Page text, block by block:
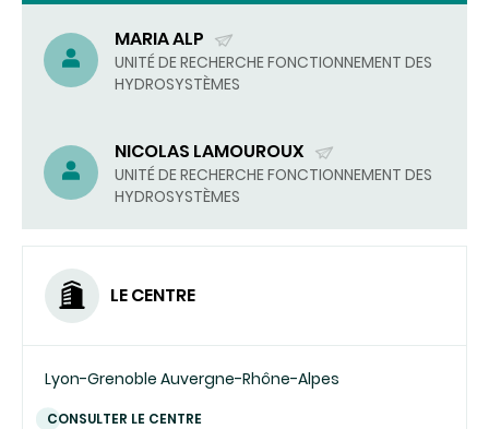
MARIA ALP
(ENVOYER
UN
UNITÉ DE RECHERCHE FONCTIONNEMENT DES
HYDROSYSTÈMES
NICOLAS LAMOUROUX
(ENVOYER
UN
COURRIEL)
UNITÉ DE RECHERCHE FONCTIONNEMENT DES
HYDROSYSTÈMES
LE CENTRE
Lyon-Grenoble Auvergne-Rhône-Alpes
CONSULTER LE CENTRE